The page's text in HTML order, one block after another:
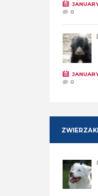
0
0
ZWIERZAKI